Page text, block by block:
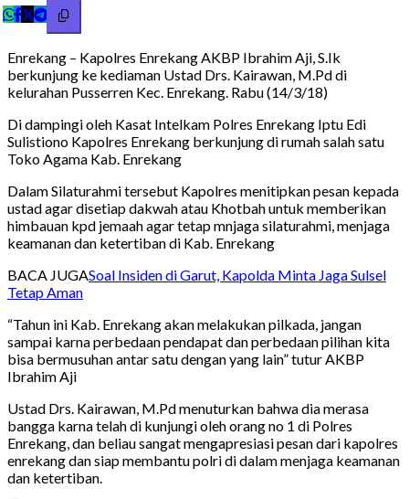
Enrekang – Kapolres Enrekang AKBP Ibrahim Aji, S.Ik
berkunjung ke kediaman Ustad Drs. Kairawan, M.Pd di
kelurahan Pusserren Kec. Enrekang. Rabu (14/3/18)
Di dampingi oleh Kasat Intelkam Polres Enrekang Iptu Edi
Sulistiono Kapolres Enrekang berkunjung di rumah salah satu
Toko Agama Kab. Enrekang
Dalam Silaturahmi tersebut Kapolres menitipkan pesan kepada
ustad agar disetiap dakwah atau Khotbah untuk memberikan
himbauan kpd jemaah agar tetap mnjaga silaturahmi, menjaga
keamanan dan ketertiban di Kab. Enrekang
BACA JUGASoal Insiden di Garut, Kapolda Minta Jaga Sulsel
Tetap Aman
“Tahun ini Kab. Enrekang akan melakukan pilkada, jangan
sampai karna perbedaan pendapat dan perbedaan pilihan kita
bisa bermusuhan antar satu dengan yang lain” tutur AKBP
Ibrahim Aji
Ustad Drs. Kairawan, M.Pd menuturkan bahwa dia merasa
bangga karna telah di kunjungi oleh orang no 1 di Polres
Enrekang, dan beliau sangat mengapresiasi pesan dari kapolres
enrekang dan siap membantu polri di dalam menjaga keamanan
dan ketertiban.